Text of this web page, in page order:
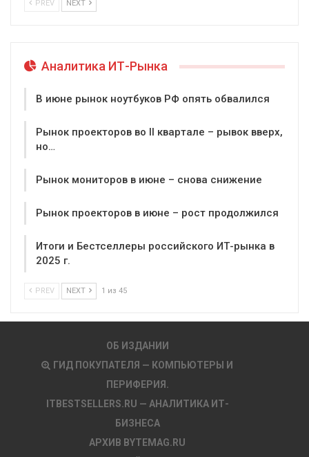
PREV NEXT
Аналитика ИТ-Рынка
В июне рынок ноутбуков РФ опять обвалился
Рынок проекторов во II квартале – рывок вверх,
но…
Рынок мониторов в июне – снова снижение
Рынок проекторов в июне – рост продолжился
Итоги и Бестселлеры российского ИТ-рынка в
2025 г.
PREV NEXT 1 из 45
ОБ ИЗДАНИИ
ГИД ПОКУПАТЕЛЯ — КОМПЬЮТЕРЫ И
ПЕРИФЕРИЯ.
ITBESTSELLERS.RU — АНАЛИТИКА ИТ-
БИЗНЕСА
АРХИВ BYTEMAG.RU